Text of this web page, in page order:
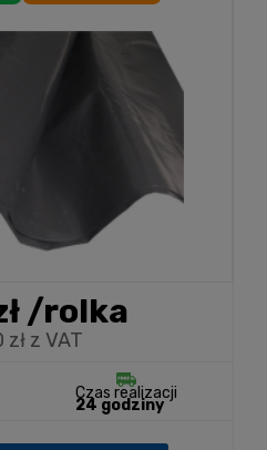
/rolka
zł z VAT
Czas realizacji
24 godziny